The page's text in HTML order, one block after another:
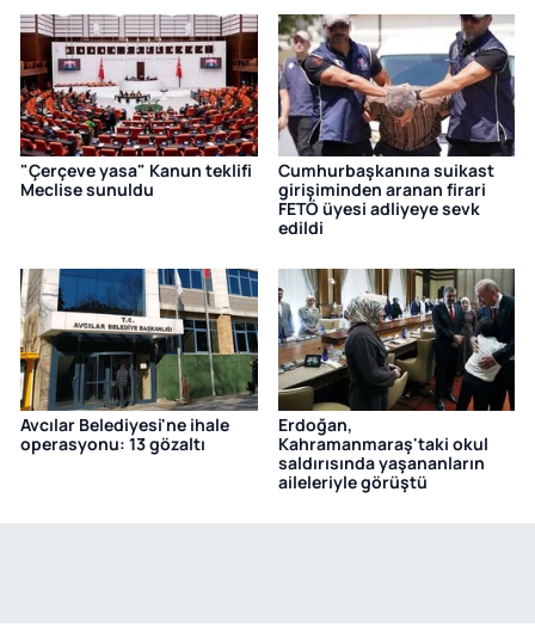
"Çerçeve yasa" Kanun teklifi
Meclise sunuldu
Cumhurbaşkanına suikast
girişiminden aranan firari
FETÖ üyesi adliyeye sevk
edildi
Avcılar Belediyesi'ne ihale
operasyonu: 13 gözaltı
Erdoğan,
Kahramanmaraş'taki okul
saldırısında yaşananların
aileleriyle görüştü